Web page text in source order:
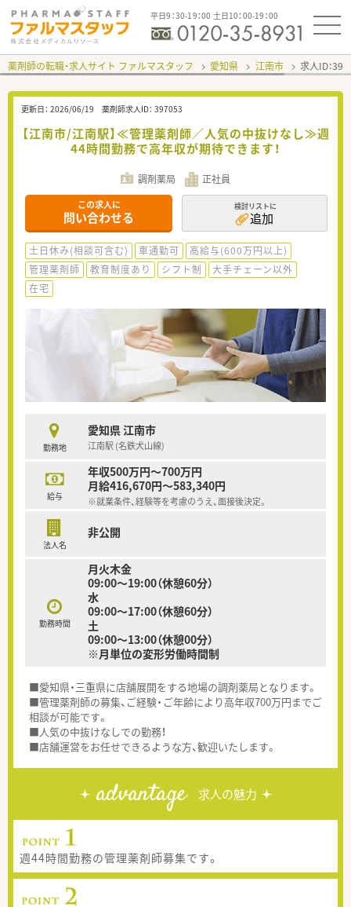
平日9：30-19：00 土日10：00-19：00
薬剤師の転職・求人サイト ファルマスタッフ 愛知県 江南市 求人ID：
更新日： 2026/06/19 薬剤師求人ID： 397053
【江南市/江南駅】≪管理薬剤師／人気の中抜けなし≫週
44時間勤務で高年収が期待できます！
調剤薬局 正社員
この求人に
問い合わせる
検討リストに
追加
土日休み(相談可含む) 車通勤可
高給与(600万円以上)
管理薬剤師
教育制度あり シフト制
大手チェーン以外
在宅
勤務地
愛知県 江南市
江南駅 (名鉄犬山線)
給与
年収500万円～700万円
月給416,670円～583,340円
※就業条件、経験等を考慮のうえ、面接後決定。
法人名
非公開
勤務時間
月火木金
09:00～19:00（休憩60分）
水
09:00～17:00（休憩60分）
土
09:00～13:00（休憩00分）
※月単位の変形労働時間制
■愛知県・三重県に店舗展開をする地場の調剤薬局となります。
■管理薬剤師の募集、ご経験・ご年齢により高年収700万円までご
相談が可能です。
■人気の中抜けなしでの勤務！
■店舗運営をお任せできるような方、歓迎いたします。
advantage 求人の魅力
週44時間勤務の管理薬剤師募集です。